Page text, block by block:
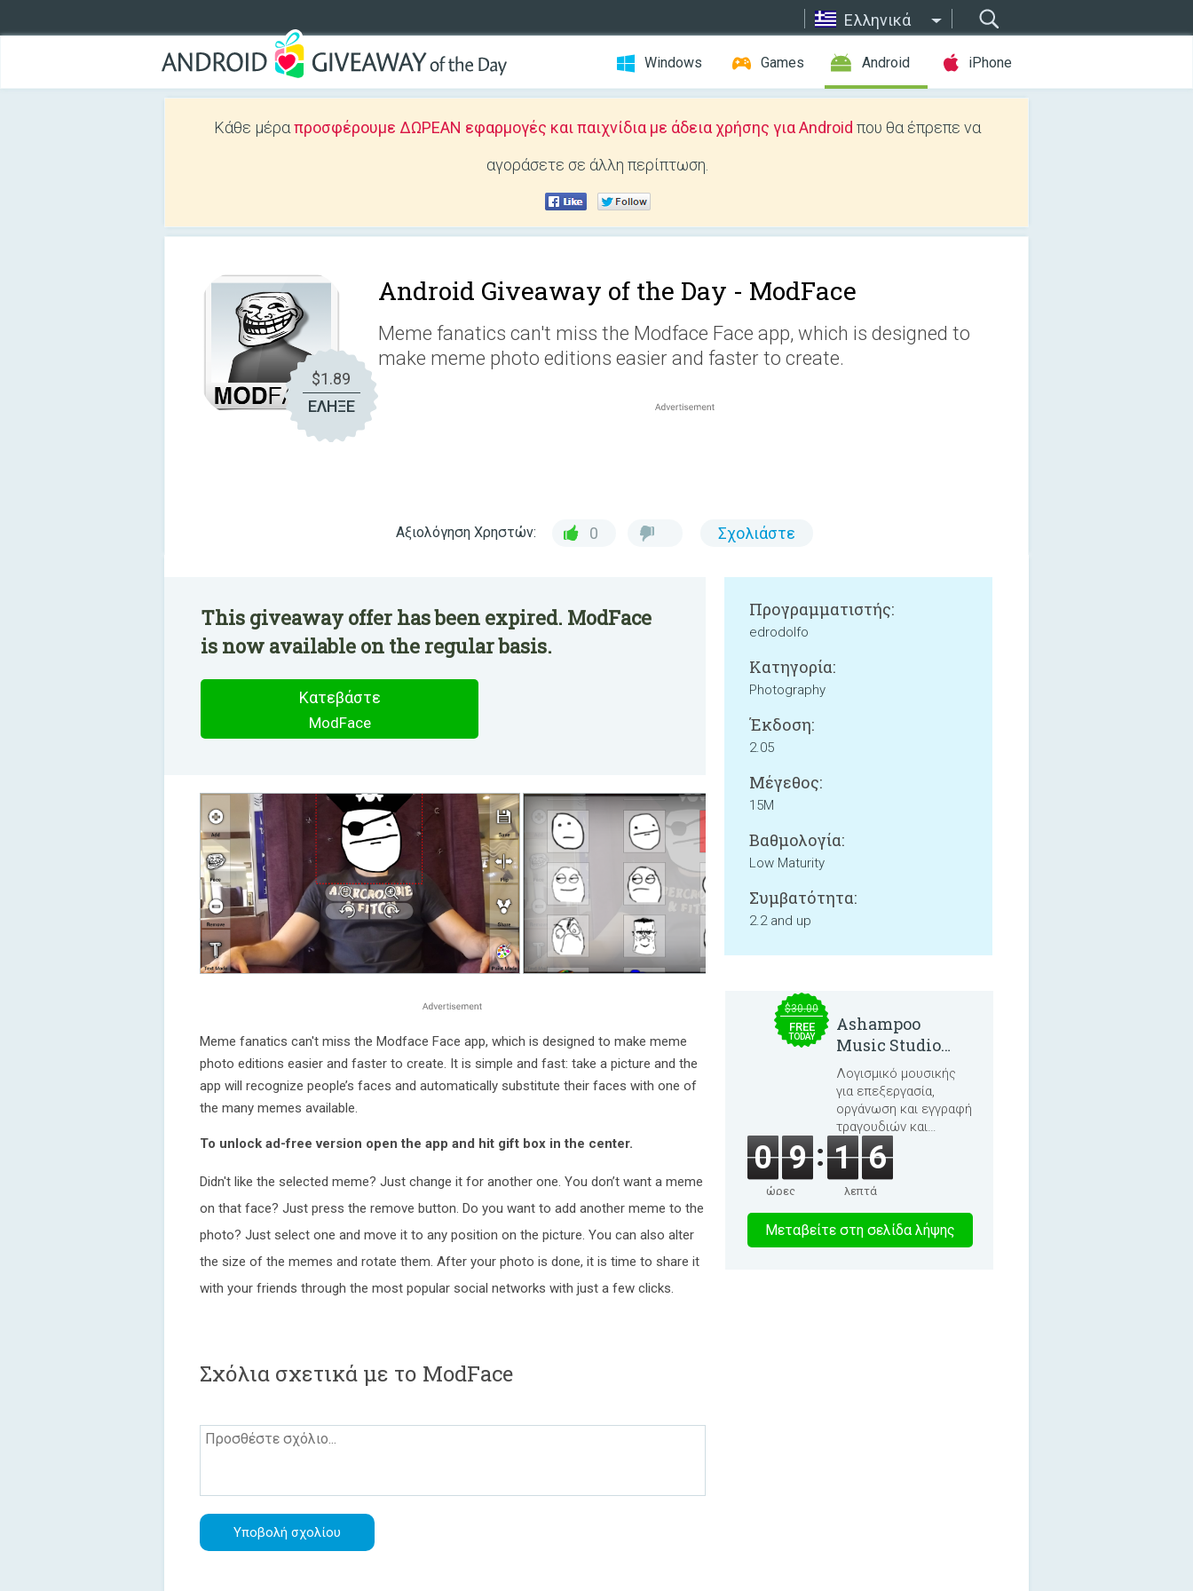
Ελληνικά
Windows Games Android iPhone
Κάθε μέραπροσφέρουμε ΔΩΡΕΑΝ εφαρμογές και παιχνίδια με άδεια χρήσης για Android που θα έπρεπε να
αγοράσετε σε άλλη περίπτωση.
$1.89
ΕΛΗΞΕ
Android Giveaway of the Day - ModFace
Meme fanatics can't miss the Modface Face app, which is designed to
make meme photo editions easier and faster to create.
Αξιολόγηση Χρηστών: 0 Σχολιάστε
This giveaway offer has been expired. ModFace
is now available on the regular basis.
Κατεβάστε
ModFace
Meme fanatics can't miss the Modface Face app, which is designed to make meme
photo editions easier and faster to create. It is simple and fast: take a picture and the
app will recognize people’s faces and automatically substitute their faces with one of
the many memes available.
To unlock ad-free version open the app and hit gift box in the center.
Didn't like the selected meme? Just change it for another one. You don’t want a meme
on that face? Just press the remove button. Do you want to add another meme to the
photo? Just select one and move it to any position on the picture. You can also alter
the size of the memes and rotate them. After your photo is done, it is time to share it
with your friends through the most popular social networks with just a few clicks.
Προγραμματιστής:
edrodolfo
Κατηγορία:
Photography
Έκδοση:
2.05
Μέγεθος:
15M
Βαθμολογία:
Low Maturity
Συμβατότητα:
2.2 and up
Σχόλια σχετικά με το ModFace
$30.00
FREE
TODAY
Ashampoo
Music Studio
2025
Λογισμικό μουσικής
για επεξεργασία,
οργάνωση και εγγραφή
τραγουδιών και
ηχητικών βιβλίων.
0 9
ώρες
1 6
λεπτά
0 2
Μεταβείτε στη σελίδα λήψης